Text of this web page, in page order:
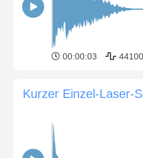
00:00:03
Kurzer Einzel-Laser-